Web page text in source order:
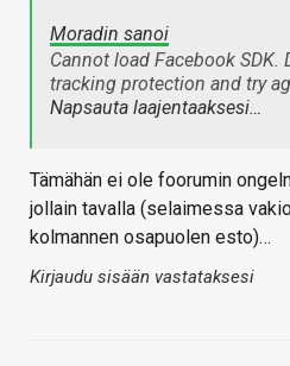
Moradin sanoi
Cannot load Facebook SDK.
tracking protection and try
Napsauta laajentaaksesi…
Tämähän ei ole foorumin
jollain tavalla (selaimessa
kolmannen osapuolen esto)…
Kirjaudu sisään vastataksesi